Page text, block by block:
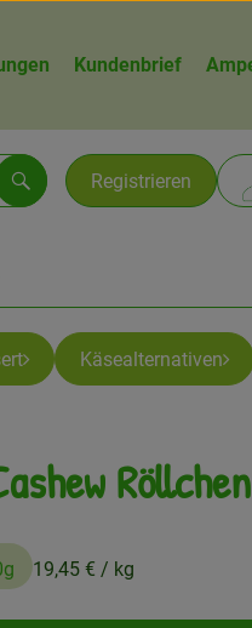
Kundenbrief
Registrieren
Suchen
Käsealternativen
19,45 € / kg